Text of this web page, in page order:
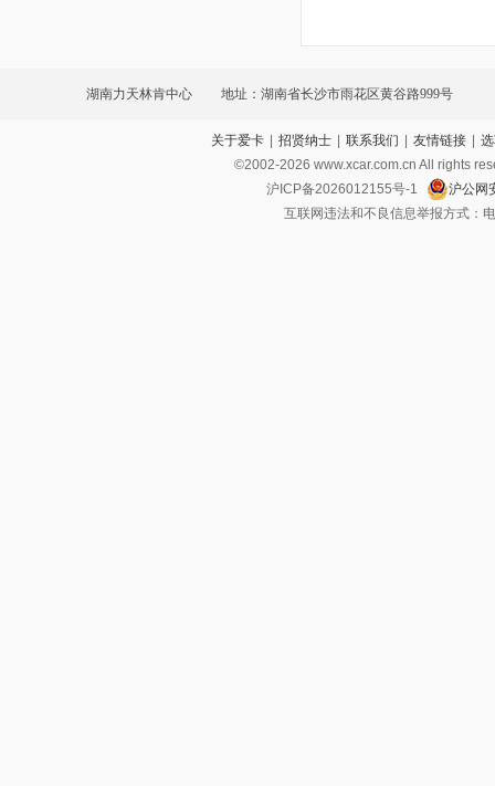
湖南力天林肯中心 地址：湖南省长沙市雨花区黄谷路999号
关于爱卡 | 招贤纳士 | 联系我们 | 友情链接 |
©2002-2026 www.xcar.com.cn All rights
沪ICP备2026012155号-1
沪公网
互联网违法和不良信息举报方式：